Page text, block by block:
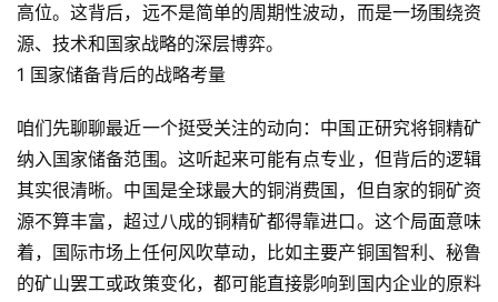
高位。这背后，远不是简单的周期性波动，而是一场围绕资
源、技术和国家战略的深层博弈。
1 国家储备背后的战略考量
咱们先聊聊最近一个挺受关注的动向：中国正研究将铜精矿
纳入国家储备范围。这听起来可能有点专业，但背后的逻辑
其实很清晰。中国是全球最大的铜消费国，但自家的铜矿资
源不算丰富，超过八成的铜精矿都得靠进口。这个局面意味
着，国际市场上任何风吹草动，比如主要产铜国智利、秘鲁
的矿山罢工或政策变化，都可能直接影响到国内企业的原料